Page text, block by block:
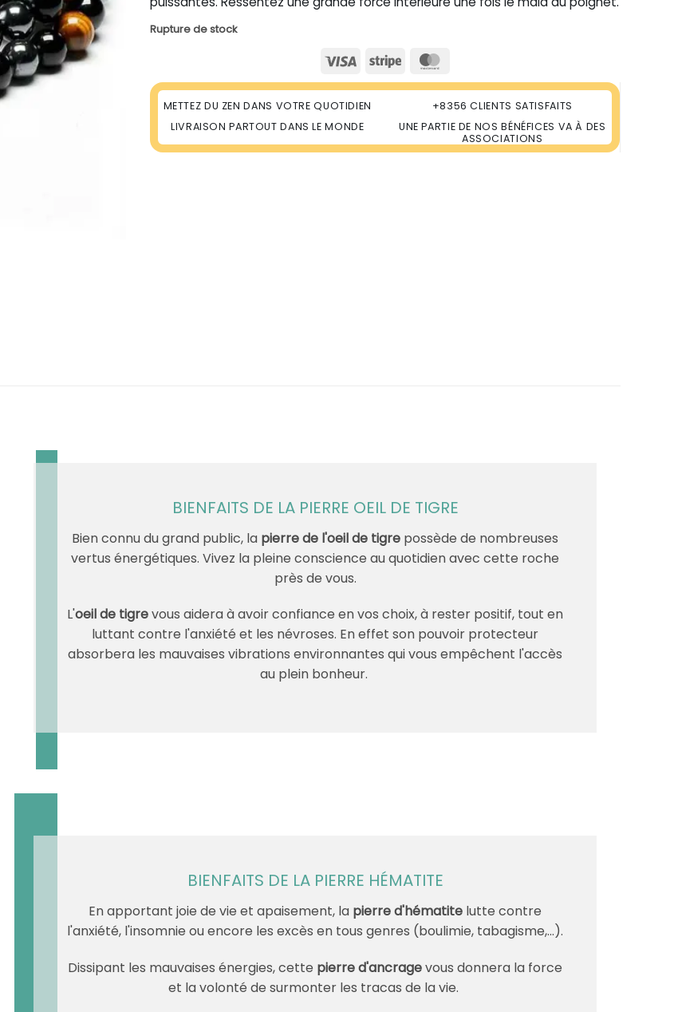
Rupture de stock
Visa Stripe
METTEZ DU ZEN DANS VOTRE QUOTIDIEN
+8356 CLIENTS SATISFAITS
LIVRAISON PARTOUT DANS LE MONDE
UNE PARTIE DE NOS BÉNÉFICES VA À DES
ASSOCIATIONS
BIENFAITS DE LA PIERRE OEIL DE TIGRE
Bien connu du grand public, la pierre de l'oeil de tigre possède de nombreuses
vertus énergétiques. Vivez la pleine conscience au quotidien avec cette roche
près de vous.
L'oeil de tigrevous aidera à avoir confiance en vos choix, à rester positif, tout en
luttant contre l'anxiété et les névroses. En effet son pouvoir protecteur
absorbera les mauvaises vibrations environnantes qui vous empêchent l'accès
au plein bonheur.
BIENFAITS DE LA PIERRE HÉMATITE
En apportant joie de vie et apaisement, la pierre d'hématite lutte contre
l'anxiété, l'insomnie ou encore les excès en tous genres (boulimie, tabagisme,...).
Dissipant les mauvaises énergies, cette pierre d'ancragevous donnera la force
et la volonté de surmonter les tracas de la vie.